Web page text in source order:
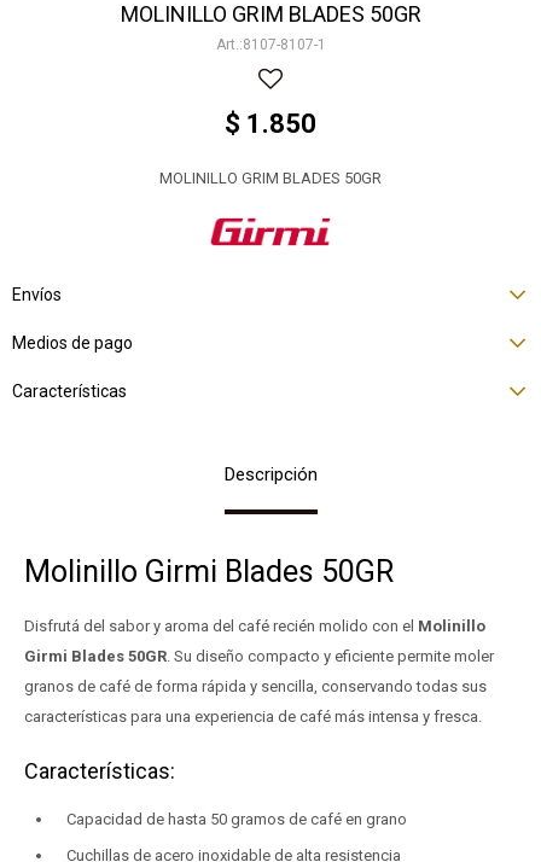
MOLINILLO GRIM BLADES 50GR
8107-8107-1
$ 1.850
MOLINILLO GRIM BLADES 50GR
Envíos
Medios de pago
Características
Descripción
Molinillo Girmi Blades 50GR
Disfrutá del sabor y aroma del café recién molido con el Molinillo
Girmi Blades 50GR. Su diseño compacto y eficiente permite moler
granos de café de forma rápida y sencilla, conservando todas sus
características para una experiencia de café más intensa y fresca.
Características:
Capacidad de hasta 50 gramos de café en grano
Cuchillas de acero inoxidable de alta resistencia